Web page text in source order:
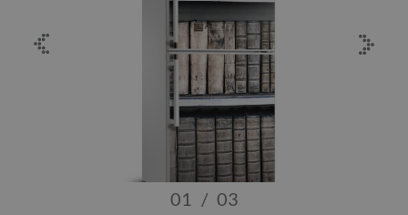
01 / 03